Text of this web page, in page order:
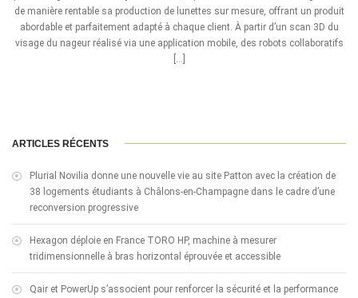
de manière rentable sa production de lunettes sur mesure, offrant un produit
abordable et parfaitement adapté à chaque client. À partir d’un scan 3D du
visage du nageur réalisé via une application mobile, des robots collaboratifs
[…]
ARTICLES RÉCENTS
Plurial Novilia donne une nouvelle vie au site Patton avec la création de
38 logements étudiants à Châlons-en-Champagne dans le cadre d’une
reconversion progressive
Hexagon déploie en France TORO HP, machine à mesurer
tridimensionnelle à bras horizontal éprouvée et accessible
Qair et PowerUp s’associent pour renforcer la sécurité et la performance